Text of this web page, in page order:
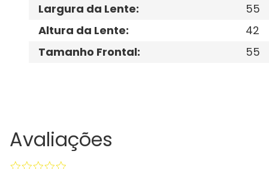
Largura da Lente:
55
Altura da Lente:
42
Tamanho Frontal: 55
Avaliações